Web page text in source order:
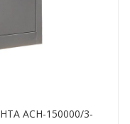
АСН-150000/3-